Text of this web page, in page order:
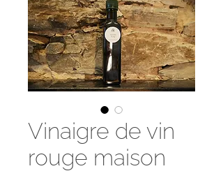
Vinaigre de vin
rouge maison